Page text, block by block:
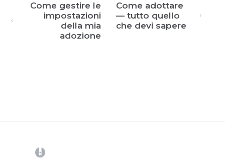
Come gestire le
impostazioni
della mia
adozione
Come adottare
— tutto quello
che devi sapere